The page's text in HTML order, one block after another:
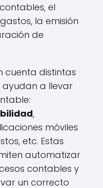
el
la emisión
de
cuenta distintas
ayudan a llevar
,
móviles
etc. Estas
automatizar
contables y
un correcto